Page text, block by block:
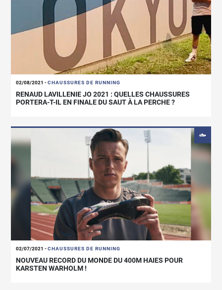
02/08/2021 -CHAUSSURES DE RUNNING
RENAUD LAVILLENIE JO 2021 : QUELLES CHAUSSURES
PORTERA-T-IL EN FINALE DU SAUT À LA PERCHE ?
02/07/2021 -CHAUSSURES DE RUNNING
NOUVEAU RECORD DU MONDE DU 400M HAIES POUR
KARSTEN WARHOLM !